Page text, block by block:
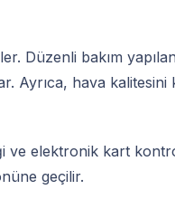
Düzenli bakım yapılan
Ayrıca, hava
ve elektronik kart
geçilir.